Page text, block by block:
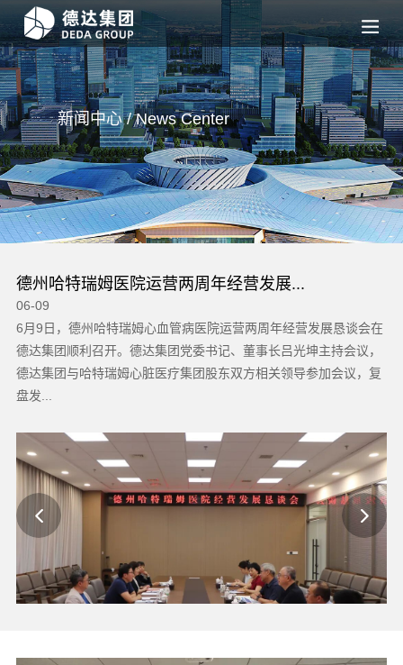
新闻中心 / NewsCenter
德州哈特瑞姆医院运营两周年经营发展...
06-09
6月9日，德州哈特瑞姆心血管病医院运营两周年经营发展恳谈会在
德达集团顺利召开。德达集团党委书记、董事长吕光坤主持会议，
德达集团与哈特瑞姆心脏医疗集团股东双方相关领导参加会议，复
盘发...